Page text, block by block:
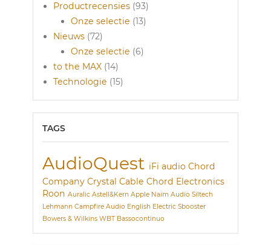
Productrecensies (93)
Onze selectie (13)
Nieuws (72)
Onze selectie (6)
to the MAX (14)
Technologie (15)
TAGS
AudioQuest iFi audio Chord
Company Crystal Cable Chord Electronics
Roon Auralic Astell&Kern Apple Naim Audio Siltech
Lehmann Campfire Audio English Electric Sbooster
Bowers & Wilkins WBT Bassocontinuo